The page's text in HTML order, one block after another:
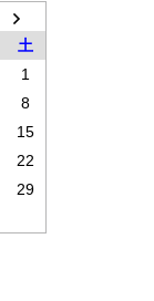
土
1
8
15
22
29